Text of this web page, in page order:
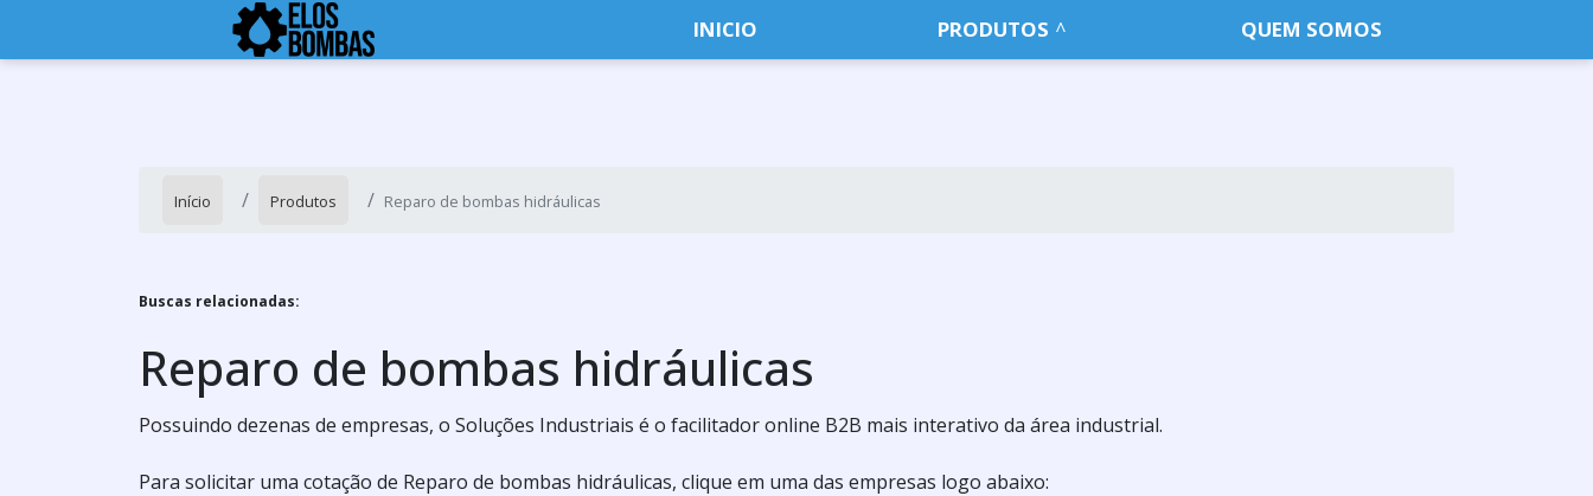
INICIO PRODUTOS QUEM SOMOS
Início Produtos Reparo de bombas hidráulicas
Buscas relacionadas:
Reparo de bombas hidráulicas
Possuindo dezenas de empresas, o Soluções Industriais é o facilitador online B2B mais interativo da área industrial.
Para solicitar uma cotação de Reparo de bombas hidráulicas, clique em uma das empresas logo abaixo: